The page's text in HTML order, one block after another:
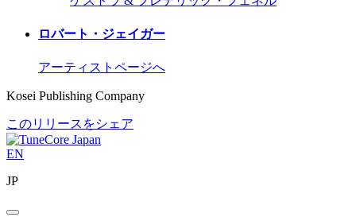
ロバート・ジェイガー
アーティストページへ
Kosei Publishing Company
このリリースをシェア
EN
JP